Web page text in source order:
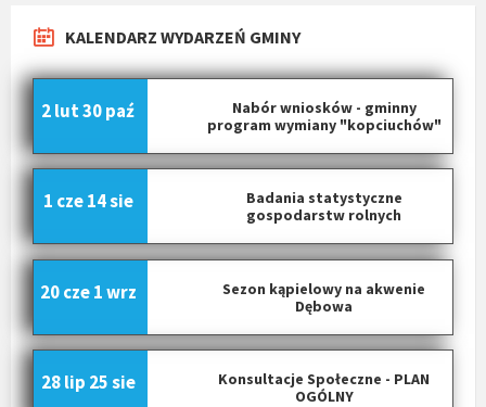
KALENDARZ WYDARZEŃ GMINY
Nabór wniosków - gminny
program wymiany "kopciuchów"
2 lut30 paź
Badania statystyczne
gospodarstw rolnych
1 cze 14 sie
Sezon kąpielowy na akwenie
Dębowa
20 cze 1 wrz
Konsultacje Społeczne - PLAN
OGÓLNY
28 lip 25 sie